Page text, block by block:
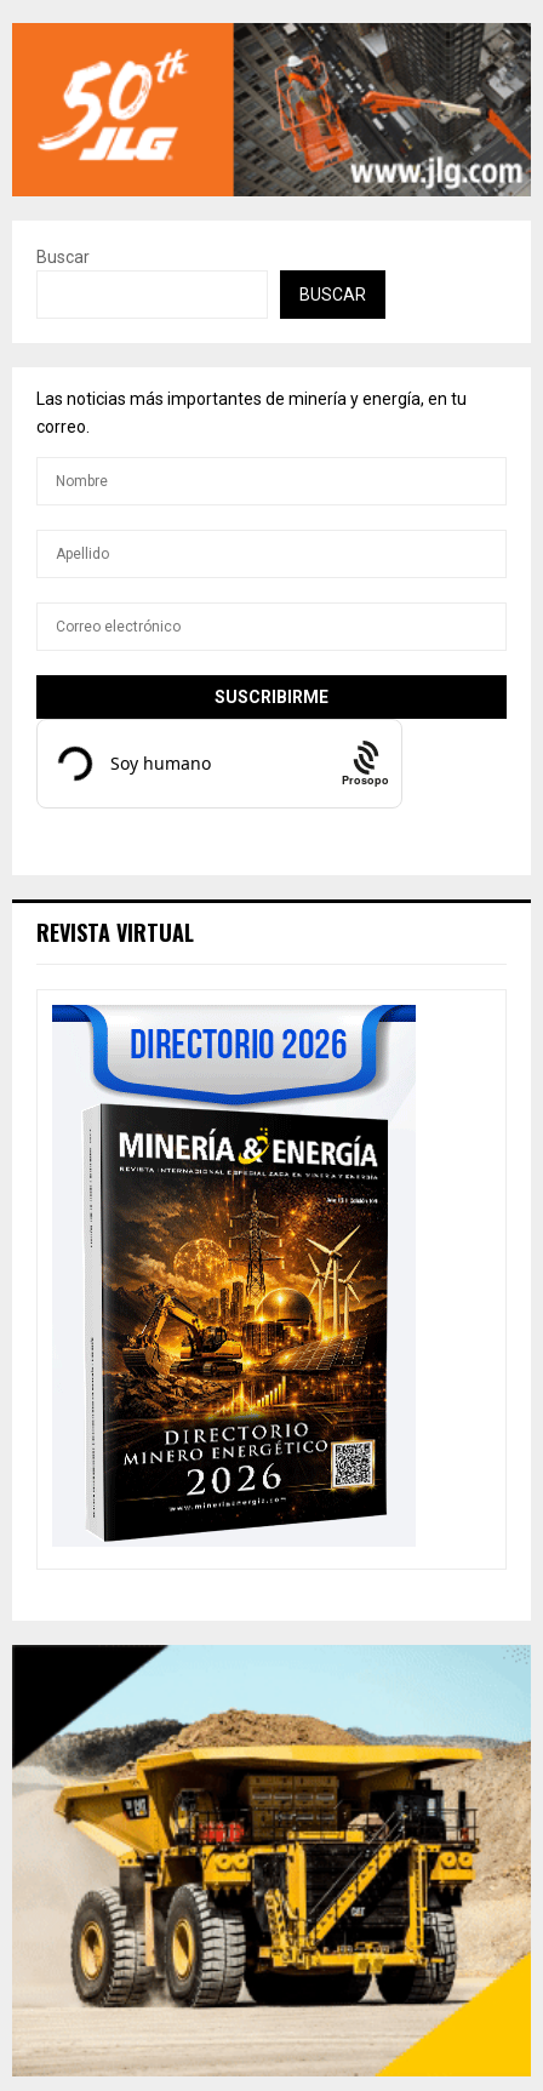
Buscar
BUSCAR
Las noticias más importantes de minería y energía, en tu
correo.
Prosopo
REVISTA VIRTUAL